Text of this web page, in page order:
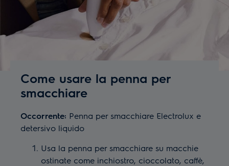
Come usare la penna per
smacchiare
Occorrente: Penna per smacchiare Electrolux e
detersivo liquido
Usa la penna per smacchiare su macchie
ostinate come inchiostro, cioccolato, caffè,